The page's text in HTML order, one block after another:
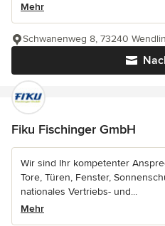
Mehr
Schwanenweg 8, 73240
Fiku Fischinger GmbH
Wir sind Ihr kompetenter
Tore, Türen, Fenster,
nationales Vertriebs- und...
Mehr